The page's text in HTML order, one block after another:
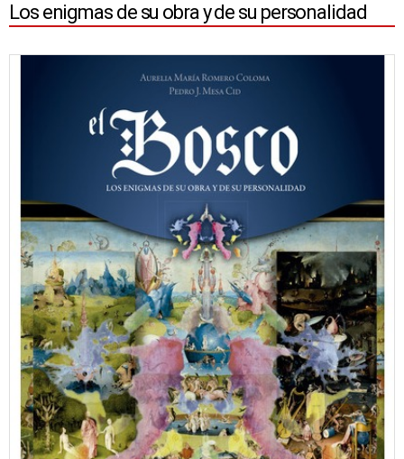
Los enigmas de su obra y de su personalidad